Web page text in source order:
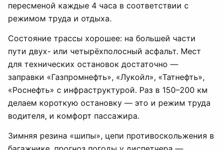
пересменой каждые 4 часа в соответствии с
режимом труда и отдыха.
Состояние трассы хорошее: на большей части
пути двух- или четырёхполосный асфальт. Мест
для технических остановок достаточно —
заправки «Газпромнефть», «Лукойл», «Татнефть»,
«Роснефть» с инфраструктурой. Раз в 150–200 км
делаем короткую остановку — это и режим труда
водителя, и комфорт пассажира.
Зимняя резина «шипы», цепи противоскольжения в